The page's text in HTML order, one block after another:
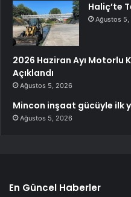
Haliç’te
Ağustos 5,
2026 Haziran Ayı Motorlu
Açıklandı
Ağustos 5, 2026
Mincon inşaat gücüyle ilk
Ağustos 5, 2026
En Güncel Haberler